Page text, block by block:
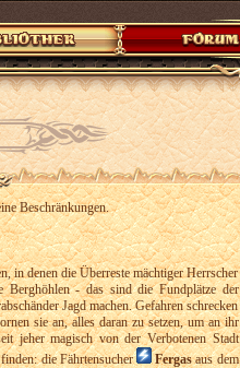
Beschränkungen.
in denen die Überreste mächtiger Herrscher
Berghöhlen - das sind die Fundplätze der
Jagd machen. Gefahren schrecken
sie an, alles daran zu setzen, um an ihr
jeher magisch von der Verbotenen Stadt
die Fährtensucher
Fergasaus dem